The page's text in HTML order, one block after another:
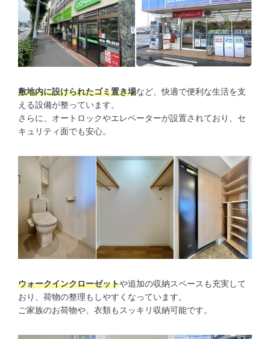
敷地内に設けられたゴミ置き場など、快適で便利な生活を支
える設備が整っています。
さらに、オートロックやエレベーターが設置されており、セ
キュリティ面でも安心。
ウォークインクローゼットや追加の収納スペースも充実して
おり、荷物の整理もしやすくなっています。
ご家族のお荷物や、衣類もスッキリ収納可能です。